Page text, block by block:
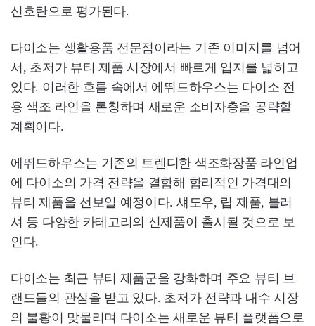
신호탄으로 평가된다.
다이소는 생활용품 전문점이라는 기존 이미지를 넘어
서, 초저가 뷰티 제품 시장에서 빠르게 입지를 넓히고
있다. 이러한 흐름 속에서 에뛰드하우스는 다이소 전
용 색조 라인을 론칭하며 새로운 소비자층을 공략할
계획이다.
에뛰드하우스는 기존의 트렌디한 색조화장품 라인업
에 다이소의 가격 전략을 결합해 합리적인 가격대의
뷰티 제품을 선보일 예정이다. 섀도우, 립 제품, 블러
셔 등 다양한 카테고리의 신제품이 출시될 것으로 보
인다.
다이소는 최근 뷰티 제품군을 강화하며 주요 뷰티 브
랜드들의 관심을 받고 있다. 초저가 전략과 내수 시장
의 불황이 맞물리며 다이소는 새로운 뷰티 플랫폼으로